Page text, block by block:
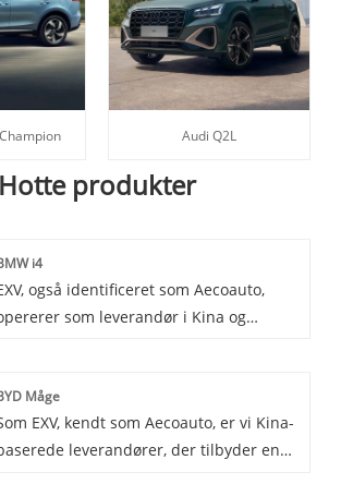
Audi Q2L
Hotte produkter
i4
også identificeret som Aecoauto,
som leverandør i Kina og
BMW i4 er en helt elektrisk sedan,
tilbyder en blanding af ydeevne,
og bæredygtighed.
Måge
EXV, kendt som Aecoauto, er vi Kina-
leverandører, der tilbyder en